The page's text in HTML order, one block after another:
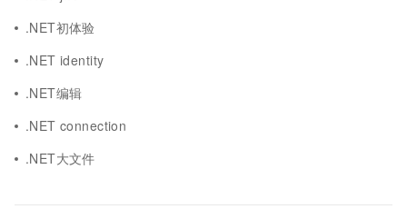
.NET初体验
.NET identity
.NET编辑
.NET connection
.NET大文件